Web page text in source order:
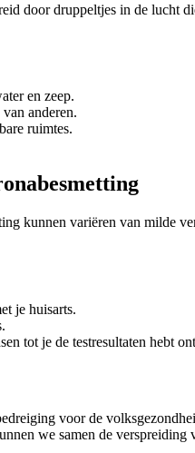
door druppeltjes in de lucht
en zeep.
anderen.
ruimtes.
kunnen variëren van milde
je huisarts.
tot je de testresultaten hebt
voor de
we samen de verspreiding